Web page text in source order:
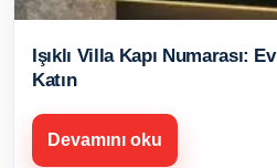
Işıklı Villa Kapı Numarası:
Katın
Devamını oku